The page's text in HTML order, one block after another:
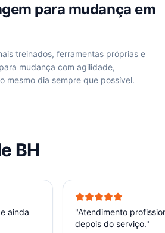
para mudança em
treinados, ferramentas próprias e
mudança com agilidade,
mesmo dia sempre que possível.
BH
ainda
"Atendimento
depois do serviço."